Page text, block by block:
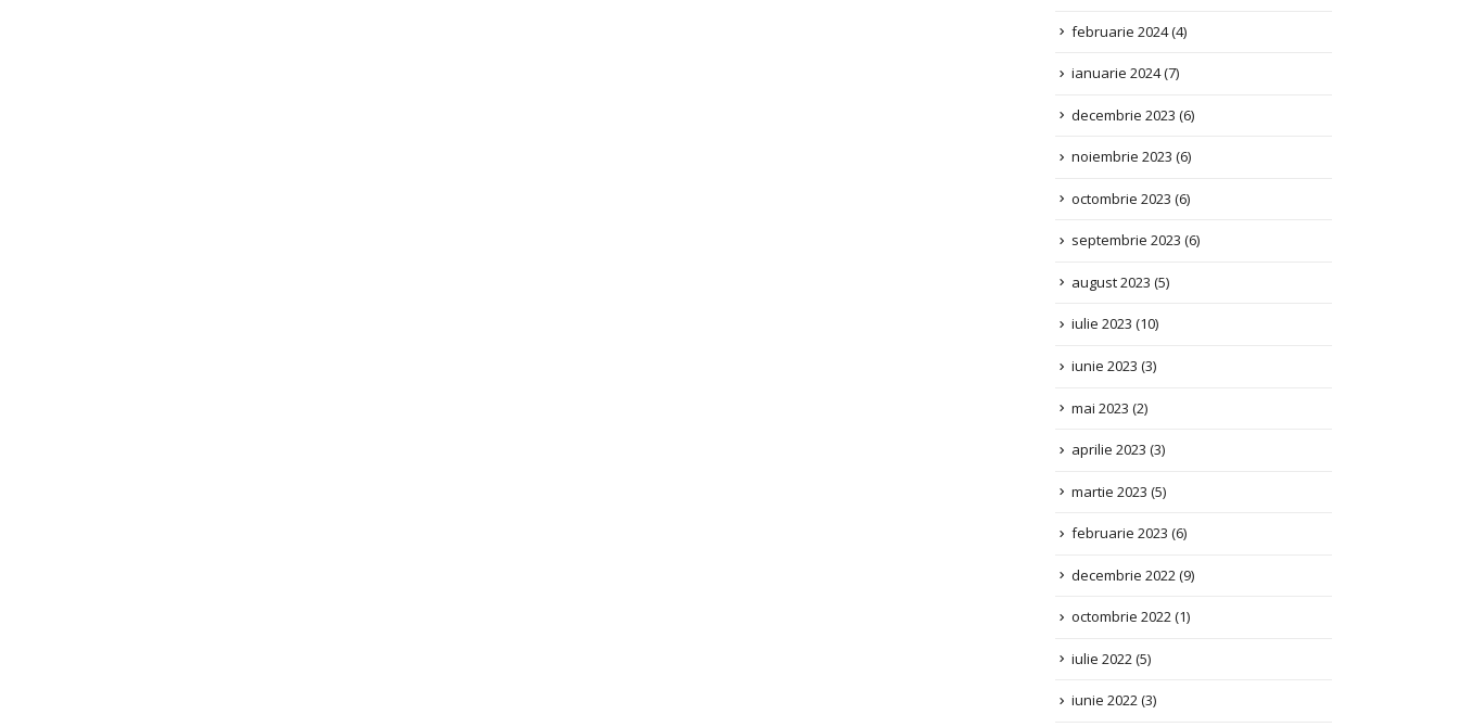
ianuarie 2024(7)
decembrie 2023(6)
noiembrie 2023(6)
octombrie 2023 (6)
septembrie 2023(6)
august 2023 (5)
iulie 2023(10)
iunie 2023(3)
mai 2023(2)
aprilie 2023(3)
martie 2023 (5)
februarie 2023
decembrie 2022(9)
octombrie 2022(1)
iulie 2022(5)
iunie 2022(3)
mai 2022(4)